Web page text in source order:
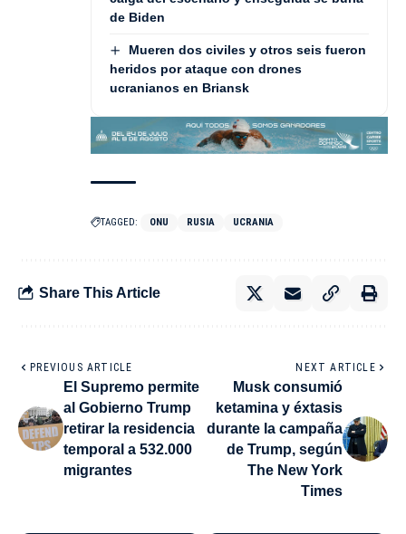
de Biden
Mueren dos civiles y otros seis fueron
heridos por ataque con drones
ucranianos en Briansk
TAGGED: ONU RUSIA UCRANIA
Share This Article
PREVIOUS ARTICLE
El Supremo permite
al Gobierno Trump
retirar la residencia
temporal a 532.000
migrantes
NEXT ARTICLE
Musk consumió
ketamina y éxtasis
durante la campaña
de Trump, según
The New York
Times